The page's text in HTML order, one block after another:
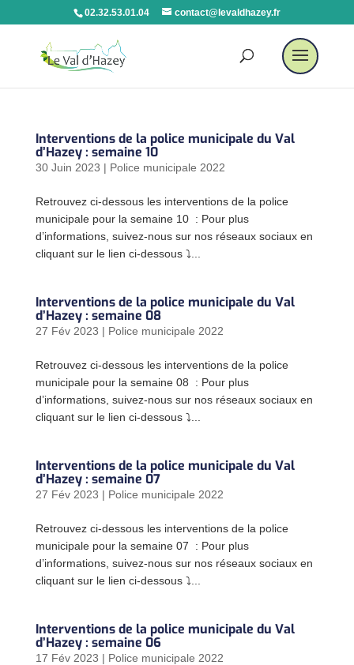
02.32.53.01.04 contact@levaldhazey.fr
Interventions de la police municipale du Val
d’Hazey : semaine 10
30 Juin 2023 | Police municipale 2022
Retrouvez ci-dessous les interventions de la police
municipale pour la semaine 10 : Pour plus
d’informations, suivez-nous sur nos réseaux sociaux en
cliquant sur le lien ci-dessous ⤵...
Interventions de la police municipale du Val
d’Hazey : semaine 08
27 Fév 2023 | Police municipale 2022
Retrouvez ci-dessous les interventions de la police
municipale pour la semaine 08 : Pour plus
d’informations, suivez-nous sur nos réseaux sociaux en
cliquant sur le lien ci-dessous ⤵...
Interventions de la police municipale du Val
d’Hazey : semaine 07
27 Fév 2023 | Police municipale 2022
Retrouvez ci-dessous les interventions de la police
municipale pour la semaine 07 : Pour plus
d’informations, suivez-nous sur nos réseaux sociaux en
cliquant sur le lien ci-dessous ⤵...
Interventions de la police municipale du Val
d’Hazey : semaine 06
17 Fév 2023 | Police municipale 2022